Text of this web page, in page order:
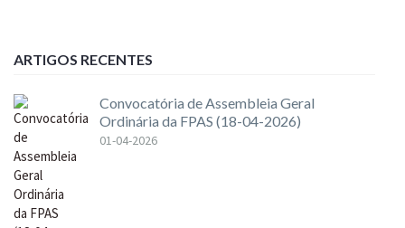
ARTIGOS RECENTES
Convocatória de Assembleia Geral
Ordinária da FPAS (18-04-2026)
01-04-2026